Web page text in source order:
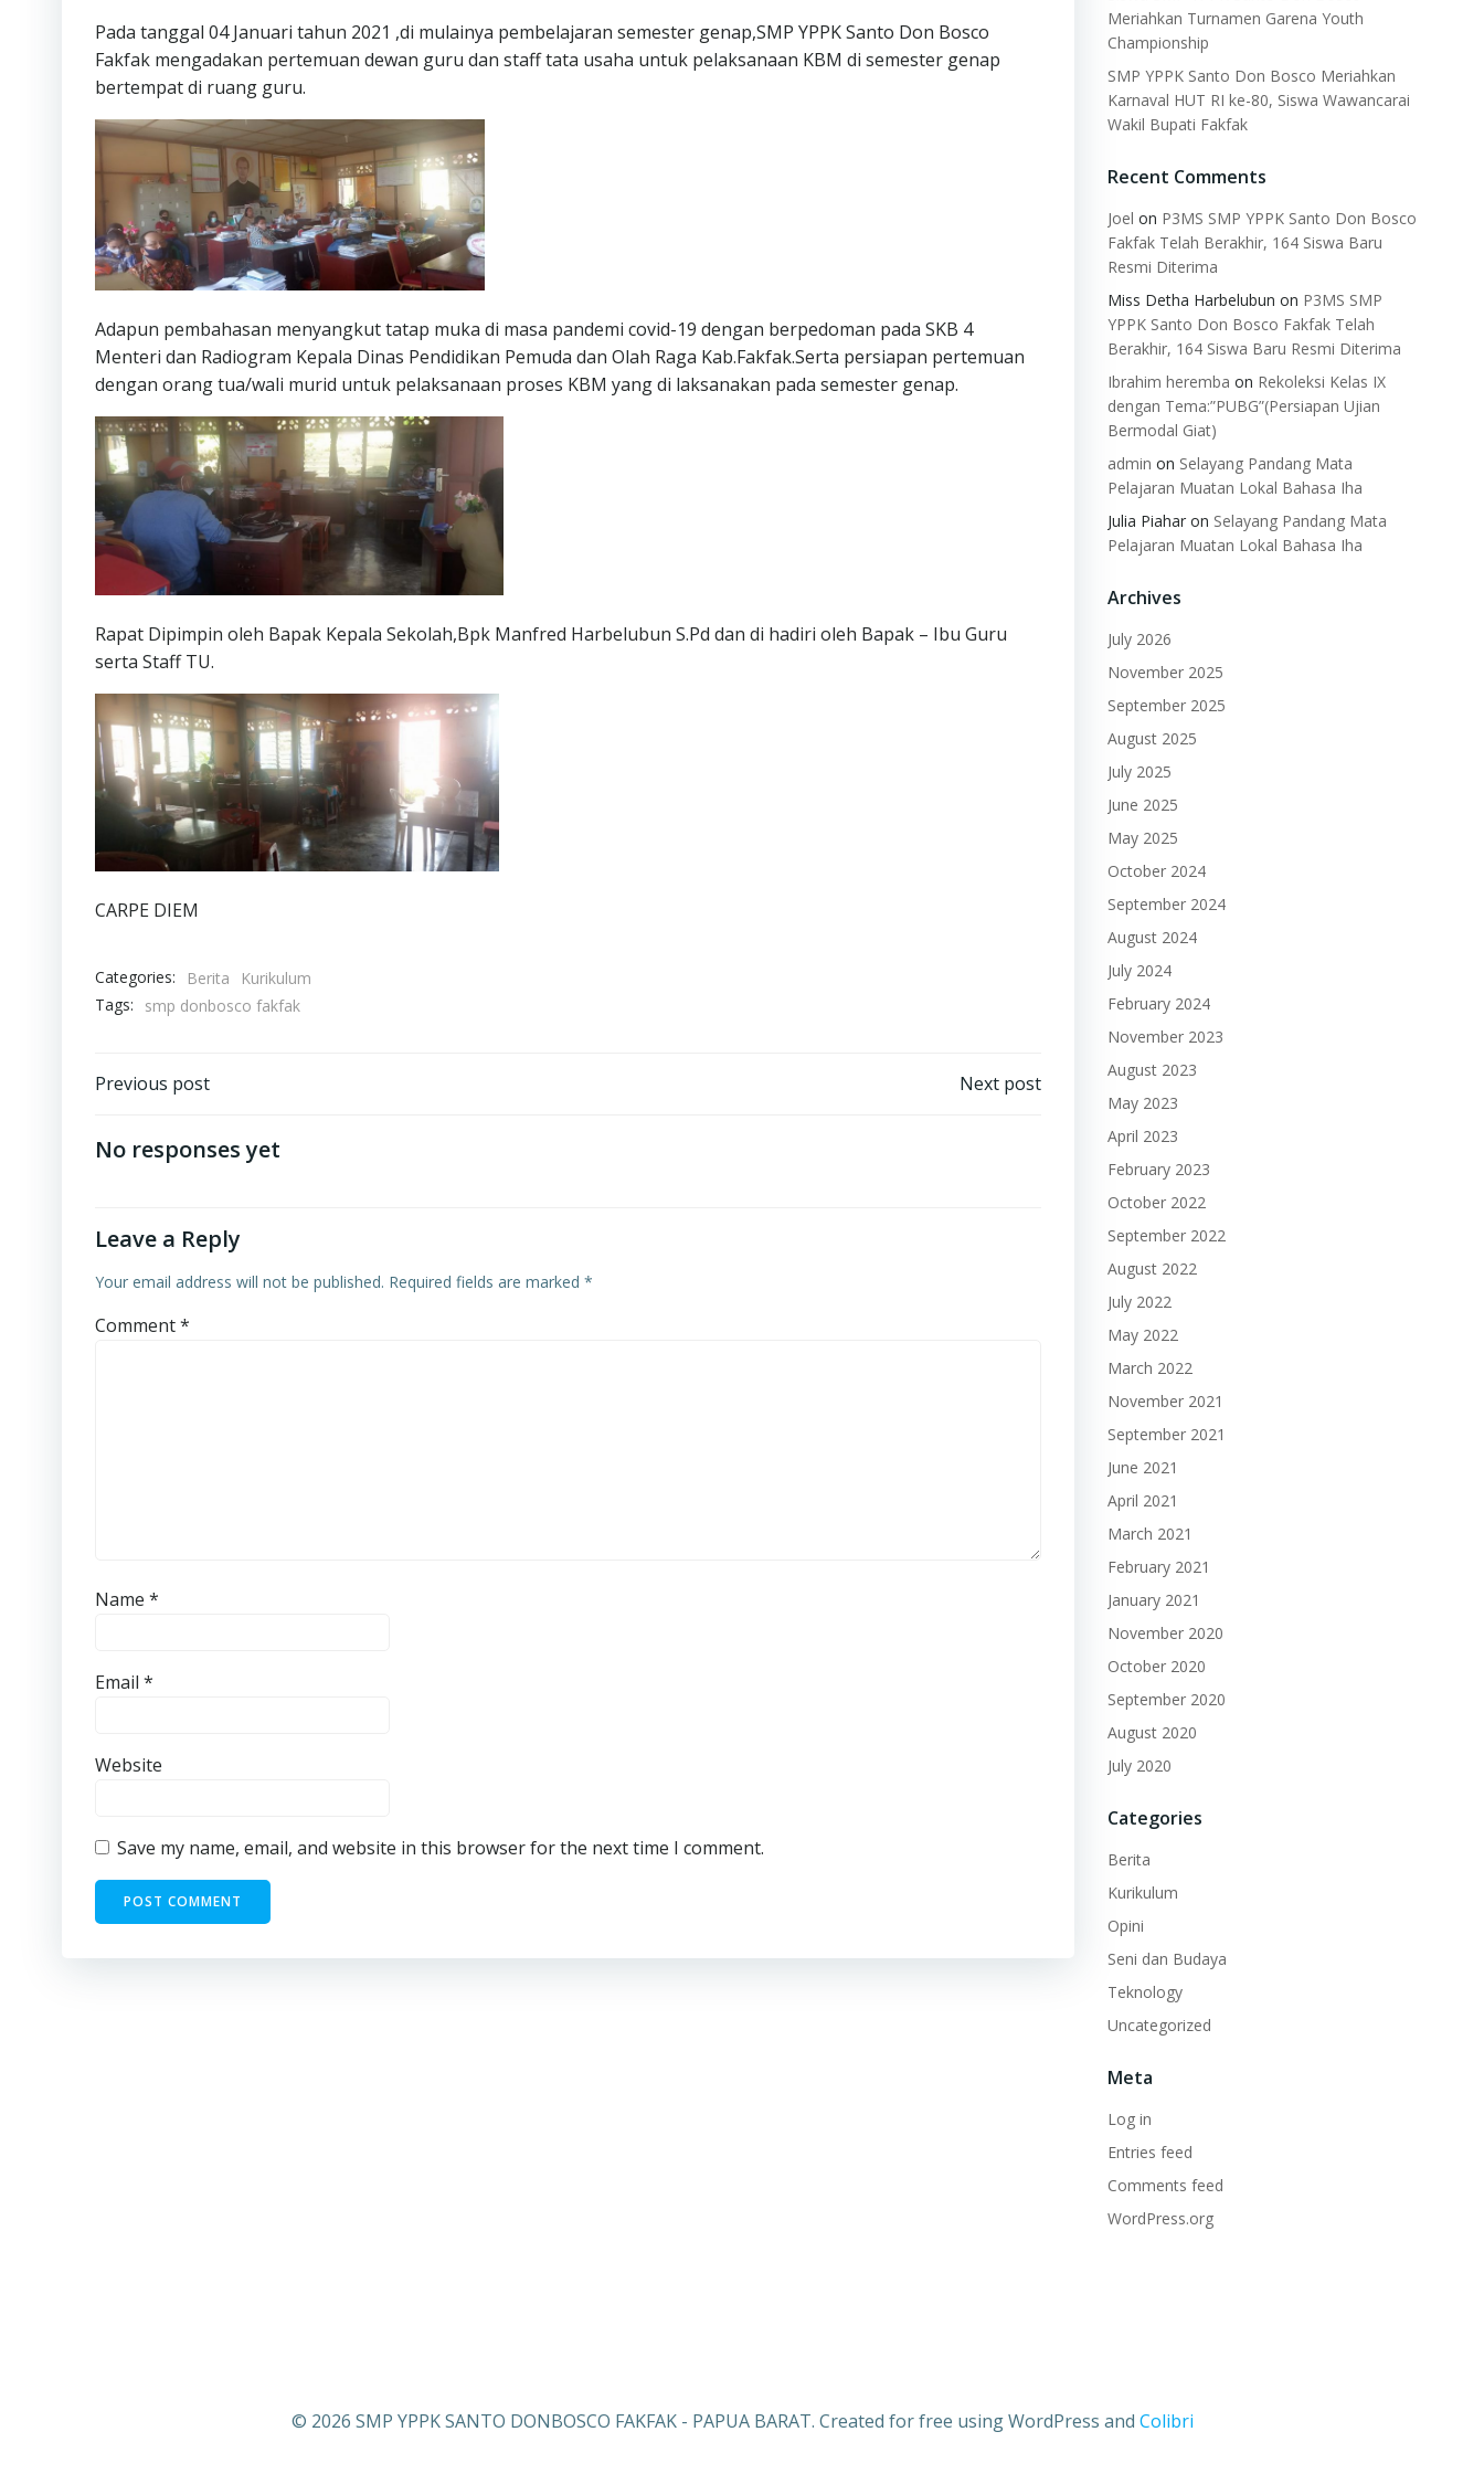
Pada tanggal 04 Januari tahun 2021 ,di mulainya pembelajaran semester genap,SMP YPPK Santo Don Bosco
Fakfak mengadakan pertemuan dewan guru dan staff tata usaha untuk pelaksanaan KBM di semester genap
bertempat di ruang guru.
Adapun pembahasan menyangkut tatap muka di masa pandemi covid-19 dengan berpedoman pada SKB 4
Menteri dan Radiogram Kepala Dinas Pendidikan Pemuda dan Olah Raga Kab.Fakfak.Serta persiapan pertemuan
dengan orang tua/wali murid untuk pelaksanaan proses KBM yang di laksanakan pada semester genap.
Rapat Dipimpin oleh Bapak Kepala Sekolah,Bpk Manfred Harbelubun S.Pd dan di hadiri oleh Bapak – Ibu Guru
serta Staff TU.
CARPE DIEM
Categories: Berita
Kurikulum
Tags:
smp donbosco fakfak
Post
navigation
Previous post Next post
No responses yet
Leave a Reply
Your email address will not be published. Required fields are marked *
Comment*
Name *
Email *
Website
Save my name, email, and website in this browser for the next time I comment.
Meriahkan Turnamen Garena Youth
Championship
SMP YPPK Santo Don Bosco Meriahkan
Karnaval HUT RI ke-80, Siswa Wawancarai
Wakil Bupati Fakfak
Recent Comments
Joel on P3MS SMP YPPK Santo Don Bosco
Fakfak Telah Berakhir, 164 Siswa Baru
Resmi Diterima
Miss Detha Harbelubun on P3MS SMP
YPPK Santo Don Bosco Fakfak Telah
Berakhir, 164 Siswa Baru Resmi Diterima
Ibrahim heremba on Rekoleksi Kelas IX
dengan Tema:”PUBG”(Persiapan Ujian
Bermodal Giat)
admin on Selayang Pandang Mata
Pelajaran Muatan Lokal Bahasa Iha
Julia Piaharon Selayang Pandang Mata
Pelajaran Muatan Lokal Bahasa Iha
Archives
July 2026
November 2025
September 2025
August 2025
July 2025
June 2025
May 2025
October 2024
September 2024
August 2024
July 2024
February 2024
November 2023
August 2023
May 2023
April 2023
February 2023
October 2022
September 2022
August 2022
July 2022
May 2022
March 2022
November 2021
September 2021
June 2021
April 2021
March 2021
February 2021
January 2021
November 2020
October 2020
September 2020
August 2020
July 2020
Categories
Berita
Kurikulum
Opini
Seni dan Budaya
Teknology
Uncategorized
Meta
Log in
Entries feed
Comments feed
WordPress.org
© 2026 SMP YPPK SANTO DONBOSCO FAKFAK - PAPUA BARAT. Created for free using WordPress and Colibri